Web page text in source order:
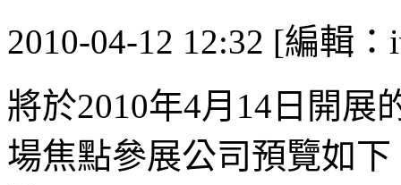
2010-04-12 12:32 [編輯：
將於2010年4月14日開展
場焦點參展公司預覽如